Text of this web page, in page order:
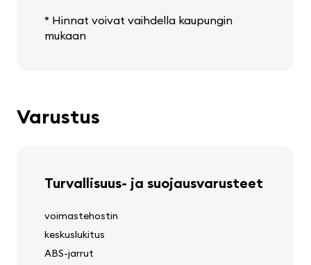
* Hinnat voivat vaihdella kaupungin
mukaan
Varustus
Turvallisuus- ja suojausvarusteet
voimastehostin
keskuslukitus
ABS-jarrut